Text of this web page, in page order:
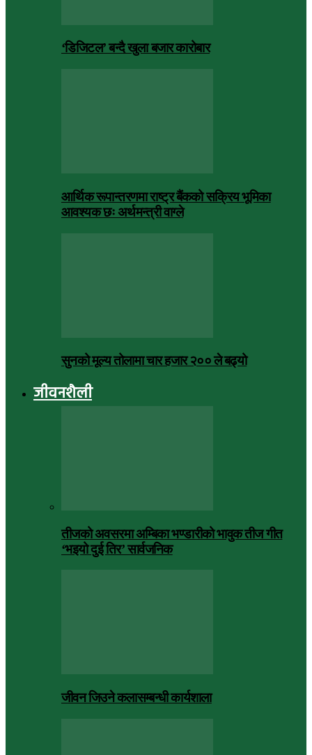
‘डिजिटल’ बन्दै खुला बजार कारोबार
आर्थिक रूपान्तरणमा राष्ट्र बैंकको सक्रिय भूमिका
आवश्यक छः अर्थमन्त्री वाग्ले
सुनको मूल्य तोलामा चार हजार २०० ले बढ्यो
जीवनशैली
तीजको अवसरमा अम्बिका भण्डारीको भावुक तीज गीत
‘भइयो दुई तिर’ सार्वजनिक
जीवन जिउने कलासम्बन्धी कार्यशाला